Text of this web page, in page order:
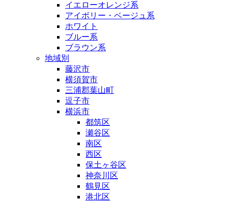
イエローオレンジ系
アイボリー・ベージュ系
ホワイト
ブルー系
ブラウン系
地域別
藤沢市
横須賀市
三浦郡葉山町
逗子市
横浜市
都筑区
瀬谷区
南区
西区
保土ヶ谷区
神奈川区
鶴見区
港北区